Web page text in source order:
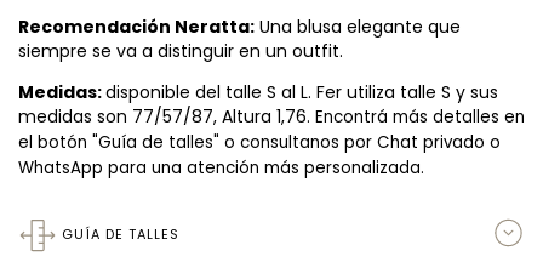
Recomendación Neratta: Una blusa elegante que
siempre se va a distinguir en un outfit.
Medidas:disponible del talle S al L. Fer utiliza talle S y sus
medidas son 77/57/87, Altura 1,76. Encontrá más detalles en
el botón "Guía de talles" o consultanos por Chat privado o
WhatsApp para una atención más personalizada.
GUÍA DE TALLES